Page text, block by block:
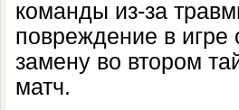
команды из-за
повреждение в
замену во втором
матч.